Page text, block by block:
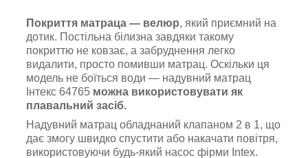
Покриття матраца — велюр, який приємний на
дотик. Постільна білизна завдяки такому
покриттю не ковзає, а забруднення легко
видалити, просто помивши матрац. Оскільки ця
модель не боїться води — надувний матрац
Інтекс 64765 можна використовувати як
плавальний засіб.
Надувний матрац обладнаний клапаном 2 в 1, що
дає змогу швидко спустити або накачати повітря,
використовуючи будь-який насос фірми Intex.